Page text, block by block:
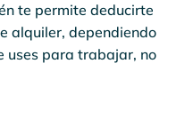
te permite deducirte
alquiler, dependiendo
uses para trabajar, no